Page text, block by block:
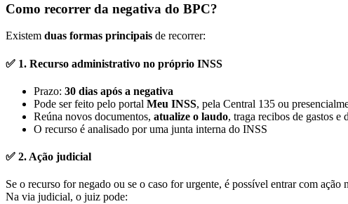
Como recorrer da negativa do BPC?
Existem duas formas principais de recorrer:
✅ 1. Recurso administrativo no próprio INSS
Prazo: 30 dias após a negativa
Pode ser feito pelo portal Meu INSS, pela Central 135 ou
Reúna novos documentos, atualize o laudo, traga recibos de gastos e
O recurso é analisado por uma junta interna do INSS
✅ 2. Ação judicial
Se o recurso for negado ou se o caso for urgente, é possível entrar com ação
Na via judicial, o juiz pode: